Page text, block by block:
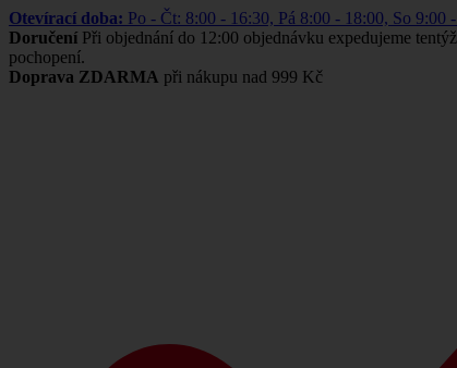
Otevírací doba: Po - Čt: 8:00 - 16:30, Pá 8:00 - 18:00, So
Doručení Při objednání do 12:00 objednávku expedujeme
pochopení.
Doprava ZDARMA při nákupu nad 999 Kč